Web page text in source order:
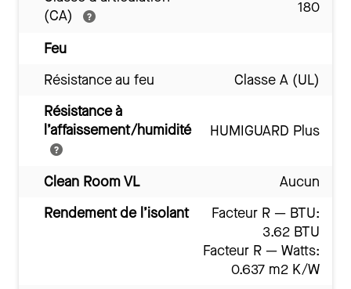
(CA)
180
Feu
Résistance au feu
Classe A (UL)
Résistance à
l’affaissement/humidité
HUMIGUARD Plus
Clean Room VL
Aucun
Rendement de l’isolant
Facteur R — BTU:
3.62 BTU
Facteur R — Watts:
0.637 m2 K/W